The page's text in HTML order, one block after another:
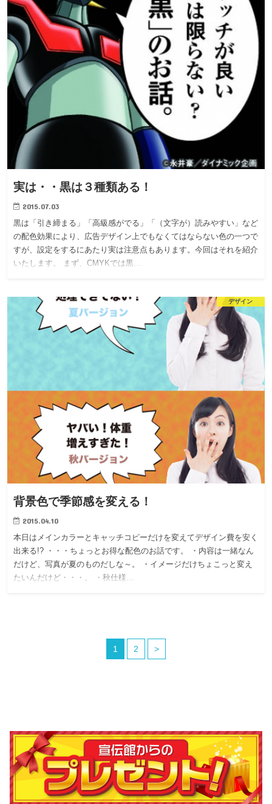
実は・・黒は３種類ある！
2015.07.03
黒は「引き締まる」「高級感がでる」「（文字が）読みやすい」など
の配色効果により、広告デザイン上でもなくてはならない色の一つで
すが、設定をするにあたり実は注意点もあります。今回はそれを紹介
いたします。 まず、CMYKでは黒…
デザイン
背景色で季節感を変える！
2015.04.10
本日はメインカラーとキャッチコピーだけを変えてデザイン費を安く
出来る!? ・・・ちょっとお得な配色のお話です。 ・内容は一緒なん
だけど、写真が夏のものだしな～。 ・イメージだけちょこっと変え
たいんだけど・・・。 ・秋仕様…
1 2 >